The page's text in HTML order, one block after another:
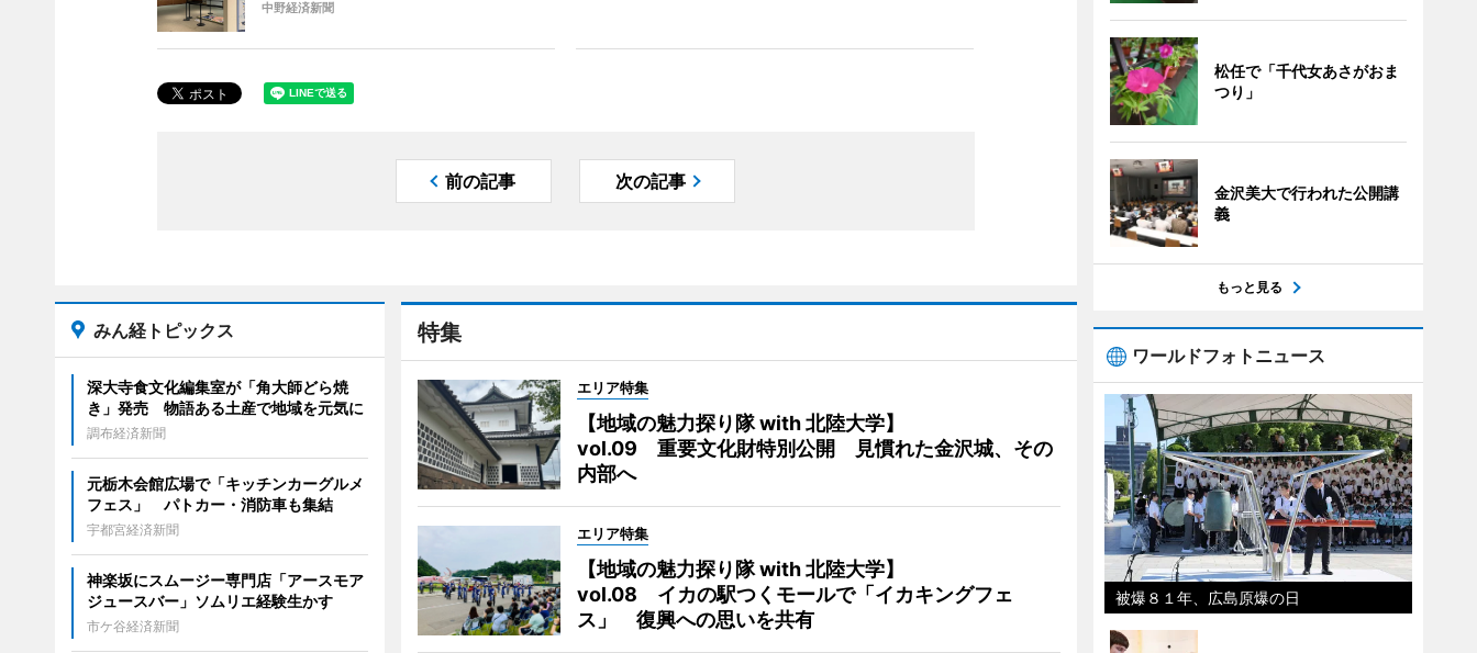
中野経済新聞
前の記事 次の記事
特集
エリア特集
【地域の魅力探り隊 with 北陸大学】
vol.09 重要文化財特別公開 見慣れた金沢城、その
内部へ
エリア特集
【地域の魅力探り隊 with 北陸大学】
vol.08 イカの駅つくモールで「イカキングフェ
ス」 復興への思いを共有
みん経トピックス
深大寺食文化編集室が「角大師どら焼
き」発売 物語ある土産で地域を元気に
調布経済新聞
元栃木会館広場で「キッチンカーグルメ
フェス」 パトカー・消防車も集結
宇都宮経済新聞
神楽坂にスムージー専門店「アースモア
ジュースバー」ソムリエ経験生かす
市ケ谷経済新聞
松任で「千代女あさがおま
つり」
金沢美大で行われた公開講
義
もっと見る
ワールドフォトニュース
被爆８１年、広島原爆の日